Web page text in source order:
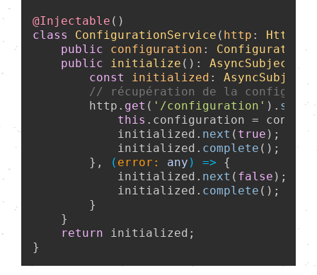
@Injectable
class
ConfigurationService ( http : Http
public
configuration : Configuration
public
initialize (): AsyncSubject
const
initialized : AsyncSubject
// récupération de la
        http.
get ( '/configuration' ).
this . configuration =
            initialized.
next ( true );
            initialized.
complete ();
        },
( error: any ) => {
            initialized.
next ( false );
            initialized.
complete ();
        }
    }
return initialized;